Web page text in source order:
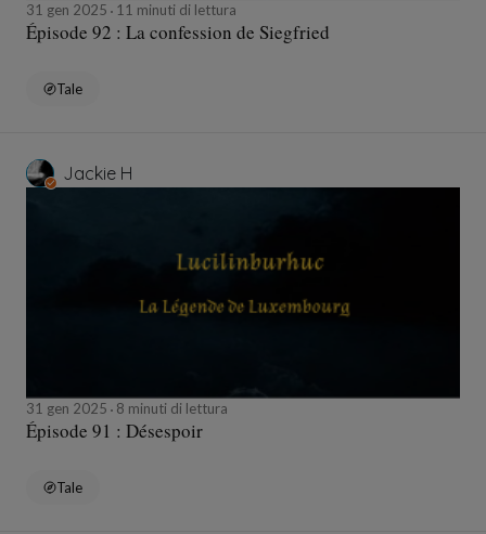
31 gen 2025 11 minuti di lettura
Épisode 92 : La confession de Siegfried
Tale
Jackie H
31 gen 2025 8 minuti di lettura
Épisode 91 : Désespoir
Tale